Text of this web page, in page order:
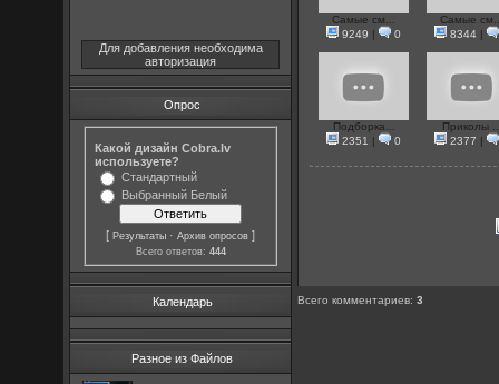
Для добавления необходима
авторизация
Опрос
Какой дизайн Cobra.lv
используете?
Стандартный
Выбранный Белый
[Результаты ·Архив опросов ]
Всего ответов: 444
Календарь
Разное из Файлов
Самые см...
9249 | 0
Самые
8344 |
Подборка...
2351 | 0
Приколы
2377 |
Всего комментариев:3